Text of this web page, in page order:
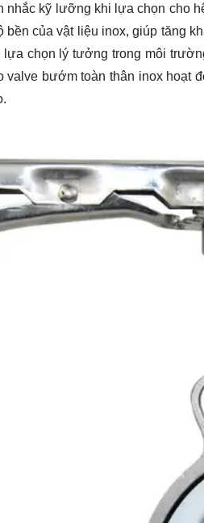
kỹ lưỡng khi lựa chọn cho
của vật liệu inox, giúp tăng
chọn lý tưởng trong môi
valve bướm toàn thân inox hoạt